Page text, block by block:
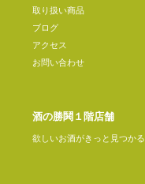
取り扱い商品
ブログ
アクセス
お問い合わせ
酒の勝鬨１階店舗
欲しいお酒がきっと見つかる